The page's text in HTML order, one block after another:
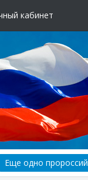
кабинет
Еще одно